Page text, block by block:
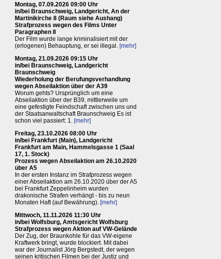
Montag, 07.09.2026 09:00 Uhr
in/bei Braunschweig, Landgericht, An der
Martinikirche 8 (Raum siehe Aushang)
Strafprozess wegen des Films Unter
Paragraphen II
Der Film wurde lange kriminalisiert mit der
(erlogenen) Behauptung, er sei illegal. [mehr]
Montag, 21.09.2026 09:15 Uhr
in/bei Braunschweig, Landgericht
Braunschweig
Wiederholung der Berufungsverhandlung
wegen Abseilaktion über der A39
Worum gehts? Ursprünglich um eine
Abseilaktion über der B39, mittlerweile um
eine gefestigte Feindschaft zwischen uns und
der Staatsanwaltschaft Braunschweig Es ist
schon viel passiert: 1. [mehr]
Freitag, 23.10.2026 08:00 Uhr
in/bei Frankfurt (Main), Landgericht
Frankfurt am Main, Hammelsgasse 1 (Saal
17, 1. Stock)
Prozess wegen Abseilaktion am 26.10.2020
über A5
In der ersten Instanz im Strafprozess wegen
einer Abseilaktion am 26.10.2020 über der A5
bei Frankfurt Zeppelinheim wurden
drakonische Strafen verhängt - bis zu neun
Monaten Haft (auf Bewährung). [mehr]
Mittwoch, 11.11.2026 11:30 Uhr
in/bei Wolfsburg, Amtsgericht Wolfsburg
Strafprozess wegen Aktion auf VW-Gelände
Der Zug, der Braunkohle für das VW-eigene
Kraftwerk bringt, wurde blockiert. Mit dabei
war der Journalist Jörg Bergstedt, der wegen
seinen kritischen Filmen bei der Justiz und